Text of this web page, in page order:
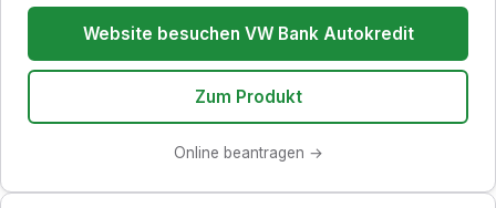
Website besuchen VW Bank Autokredit
Zum Produkt
Online beantragen →